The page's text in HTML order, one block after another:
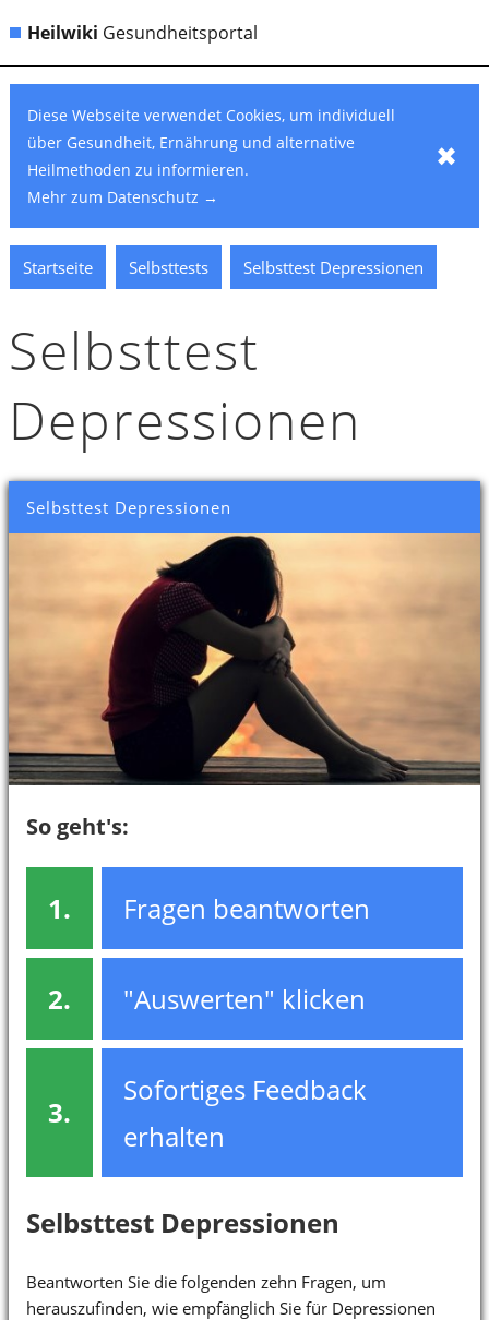
Heilwiki Gesundheitsportal
Diese Webseite verwendet Cookies, um individuell
über Gesundheit, Ernährung und alternative
Heilmethoden zu informieren.
Mehr zum Datenschutz →
✖
Startseite Selbsttests Selbsttest Depressionen
Selbsttest
Depressionen
Selbsttest Depressionen
So geht's:
1. Fragen beantworten
2. "Auswerten" klicken
3.
Sofortiges Feedback
erhalten
Selbsttest Depressionen
Beantworten Sie die folgenden zehn Fragen, um
herauszufinden, wie empfänglich Sie für Depressionen